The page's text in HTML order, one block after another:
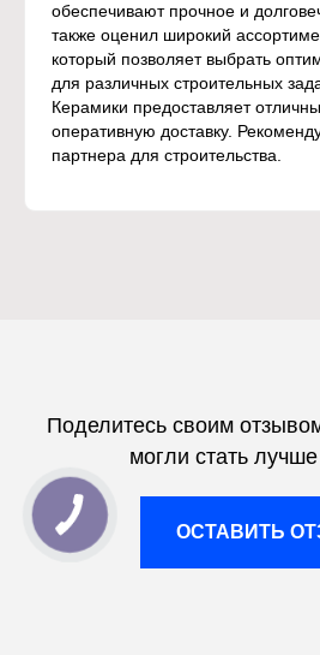
обеспечивают прочное и
также оценил широкий
который позволяет выбрать
для различных строительных
Керамики предоставляет
оперативную доставку.
партнера для строительства.
Поделитесь своим
могли стать
ОСТАВИТЬ